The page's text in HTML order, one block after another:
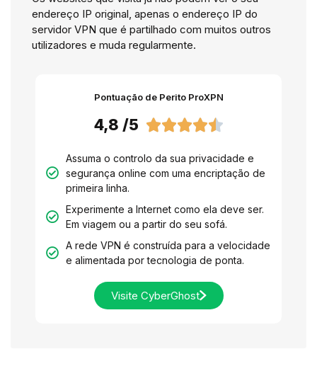
endereço IP original, apenas o endereço IP do
servidor VPN que é partilhado com muitos outros
utilizadores e muda regularmente.
Pontuação de Perito ProXPN
4,8 /5 
Assuma o controlo da sua privacidade e
segurança online com uma encriptação de
primeira linha.
Experimente a Internet como ela deve ser.
Em viagem ou a partir do seu sofá.
A rede VPN é construída para a velocidade
e alimentada por tecnologia de ponta.
Visite CyberGhost